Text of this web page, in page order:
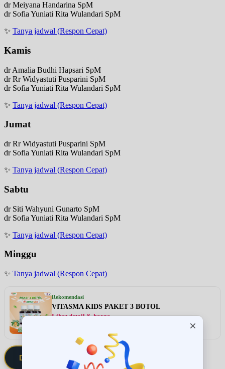
dr Meiyana Handarina SpM
dr Sofia Yuniati Rita Wulandari SpM
✨ Tanya jadwal (Respon Cepat)
Kamis
dr Amalia Budhi Hapsari SpM
dr Rr Widyastuti Pusparini SpM
dr Sofia Yuniati Rita Wulandari SpM
✨ Tanya jadwal (Respon Cepat)
Jumat
dr Rr Widyastuti Pusparini SpM
dr Sofia Yuniati Rita Wulandari SpM
✨ Tanya jadwal (Respon Cepat)
Sabtu
dr Siti Wahyuni Gunarto SpM
dr Sofia Yuniati Rita Wulandari SpM
✨ Tanya jadwal (Respon Cepat)
Minggu
✨ Tanya jadwal (Respon Cepat)
Rekomendasi
VITASMA KIDS PAKET 3 BOTOL
Lihat detail & harga →
Daftarkan Saya via Member VIP